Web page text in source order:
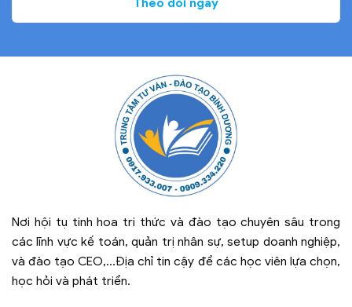
Nơi hội tụ tinh hoa tri thức và đào tạo chuyên sâu trong
các lĩnh vực kế toán, quản trị nhân sự, setup doanh nghiệp,
và đào tạo CEO,...Địa chỉ tin cậy để các học viên lựa chọn,
học hỏi và phát triển.